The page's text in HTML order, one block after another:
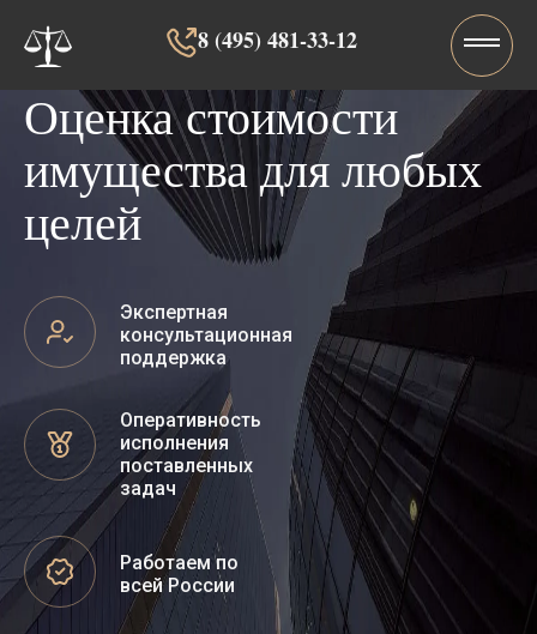
8 (495) 481-33-12‬‬
Оценка стоимости
имущества для любых
целей
Экспертная
консультационная
поддержка
Оперативность
исполнения
поставленных
задач
Работаем по
всей России